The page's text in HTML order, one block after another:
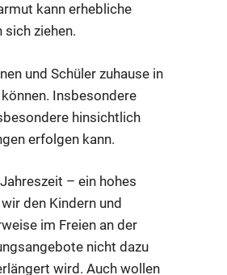
kann erhebliche
sich ziehen.
und Schüler zuhause in
Insbesondere
hinsichtlich
erfolgen kann.
– ein hohes
den Kindern und
im Freien an der
nicht dazu
wird. Auch wollen